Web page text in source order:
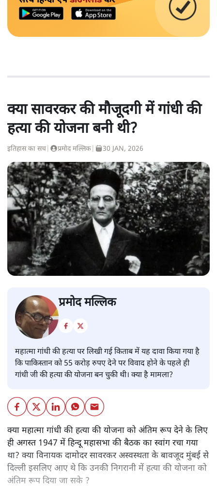
क्या सावरकर की मौजूदगी में गांधी की
हत्या की योजना बनी थी?
इतिहास का सच प्रमोद मल्लिक 30 JAN, 2026
प्रमोद मल्लिक
महात्मा गांधी की हत्या पर लिखी गई किताब में यह दावा किया गया है
कि पाकिस्तान को 55 करोड़ रुपए देने पर विवाद होने के पहले ही
गांधी जी की हत्या की योजना बन चुकी थी। क्या है मामला?
क्या महात्मा गांधी की हत्या की योजना को अंतिम रूप देने के लिए
ही अगस्त 1947 में हिन्दू महासभा की बैठक का स्वांग रचा गया
था? क्या विनायक दामोदर सावरकर अस्वस्थता के बावजूद मुंबई से
दिल्ली इसलिए आए थे कि उनकी निगरानी में हत्या की योजना को
अंतिम रूप दिया जा सके ?